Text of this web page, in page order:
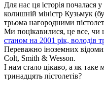
Для нас ця історія почалася
колишній міністр Кузьмук
трьома нагородними
Ми поцікавилися, це все, чи
станом на 2001 рік, володів
Переважно іноземних
Colt, Smith & Wesson.
І нам стало цікаво, а як
тринадцять пістолетів?